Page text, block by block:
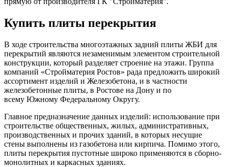
Купить плиты перекрытия
В ходе строительства многоэтажных задний плиты ЖБИ для
перекрытий являются незаменимым элементом строительной
конструкции, который разделяет строение на этажи. Группа
компаний «Стройматерия Ростов» рада предложить широкий
ассортимент изделий и Железобетона, и в частности
железобетонные плиты, в Ростове на Дону и по
всему Южному Федеральному Округу.
Главное предназначение данных изделий: использование при
строительстве общественных, жилых, административных,
производственных и прочих зданий, в которых несущие
стены выполнены из газобетона или кирпича. Помимо этого,
плиты перекрытия пустотные широко применяются в сборно-
монолитных и каркасных зданиях.